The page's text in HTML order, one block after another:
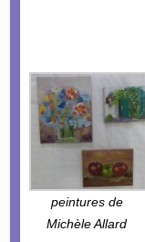
peintures de
Michèle Allard